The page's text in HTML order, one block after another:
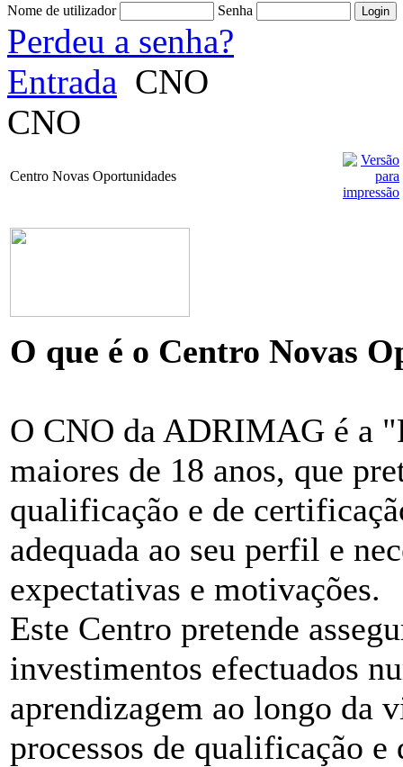
Nome de utilizador Senha
Perdeu a senha?
Entrada CNO
CNO
Centro Novas Oportunidades
O que é o Centro Novas
O CNO da ADRIMAG é a
maiores de 18 anos, que
qualificação e de
adequada ao seu perfil e
expectativas e motivações.
Este Centro pretende
investimentos efectuados
aprendizagem ao longo da
processos de qualificação